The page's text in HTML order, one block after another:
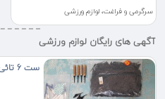
سرگرمی و فراغت، لوازم ورزشی
آگهی های رایگان لوازم ورزشی
ست 6 تائی تیر دارت و سر دارت فابریک